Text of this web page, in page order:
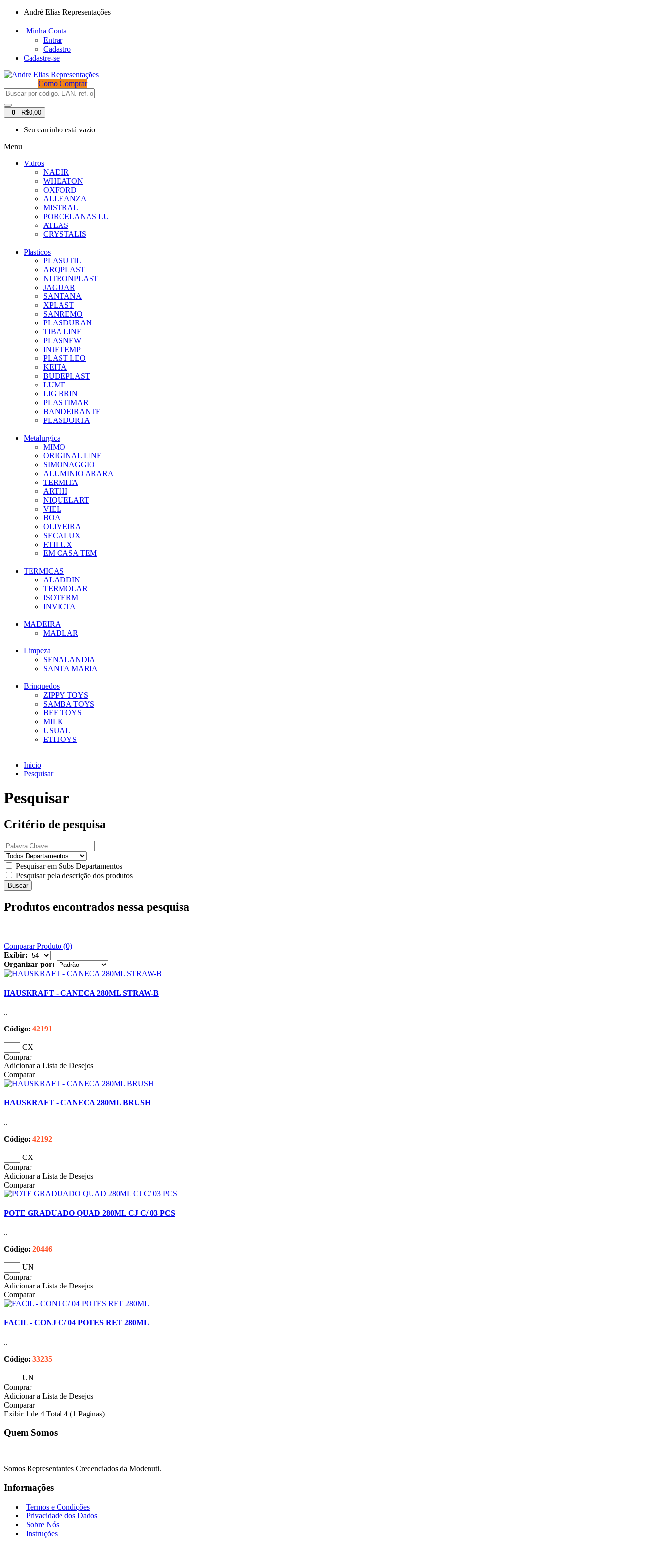
André Elias Representações
Minha Conta
Entrar
Cadastro
Cadastre-se
Como Comprar
0 - R$0,00
Seu carrinho está vazio
Menu
Vidros
NADIR
WHEATON
OXFORD
ALLEANZA
MISTRAL
PORCELANAS LU
ATLAS
CRYSTALIS
+
Plasticos
PLASUTIL
ARQPLAST
NITRONPLAST
JAGUAR
SANTANA
XPLAST
SANREMO
PLASDURAN
TIBA LINE
PLASNEW
INJETEMP
PLAST LEO
KEITA
BUDEPLAST
LUME
LIG BRIN
PLASTIMAR
BANDEIRANTE
PLASDORTA
+
Metalurgica
MIMO
ORIGINAL LINE
SIMONAGGIO
ALUMINIO ARARA
TERMITA
ARTHI
NIQUELART
VIEL
BOA
OLIVEIRA
SECALUX
ETILUX
EM CASA TEM
+
TERMICAS
ALADDIN
TERMOLAR
ISOTERM
INVICTA
+
MADEIRA
MADLAR
+
Limpeza
SENALANDIA
SANTA MARIA
+
Brinquedos
ZIPPY TOYS
SAMBA TOYS
BEE TOYS
MILK
USUAL
ETITOYS
+
Inicio
Pesquisar
Pesquisar
Critério de pesquisa
Pesquisar em Subs Departamentos
Pesquisar pela descrição dos produtos
Produtos encontrados nessa pesquisa
Comparar Produto (0)
Exibir:
Organizar por:
HAUSKRAFT - CANECA 280ML STRAW-B
..
Código: 42191
CX
Comprar
Adicionar a Lista de Desejos
Comparar
HAUSKRAFT - CANECA 280ML BRUSH
..
Código: 42192
CX
Comprar
Adicionar a Lista de Desejos
Comparar
POTE GRADUADO QUAD 280ML CJ C/ 03 PCS
..
Código: 20446
UN
Comprar
Adicionar a Lista de Desejos
Comparar
FACIL - CONJ C/ 04 POTES RET 280ML
..
Código: 33235
UN
Comprar
Adicionar a Lista de Desejos
Comparar
Exibir 1 de 4 Total 4 (1 Paginas)
Quem Somos
Somos Representantes Credenciados da Modenuti.
Informações
Termos e Condições
Privacidade dos Dados
Sobre Nós
Instruções